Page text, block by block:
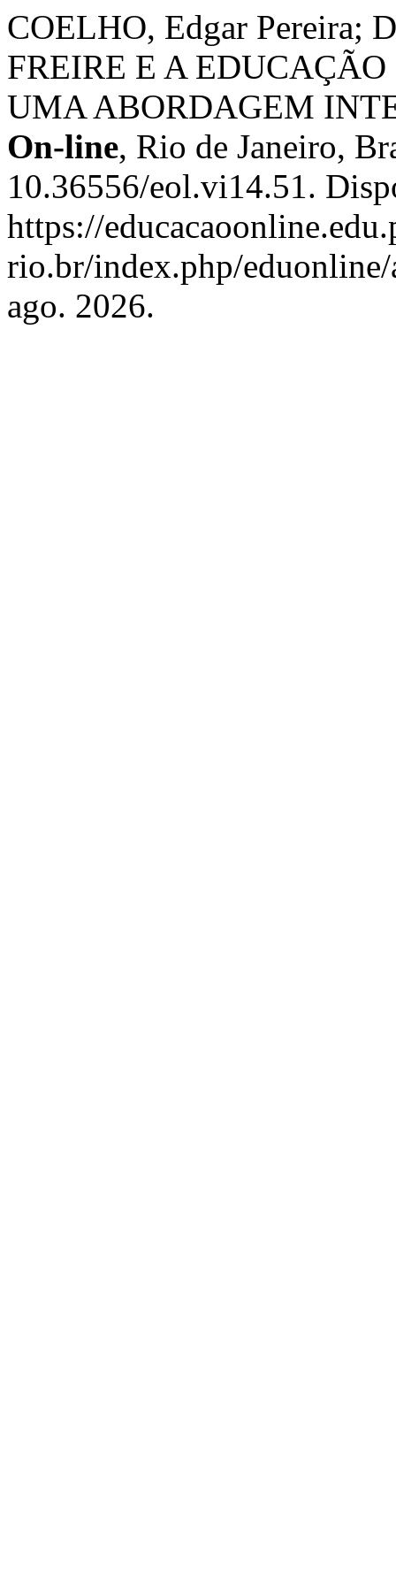
COELHO, Edgar Pereira;
FREIRE E A
UMA ABORDAGEM
On-line, Rio de Janeiro,
10.36556/eol.vi14.51.
https://
rio.br/index.php/
ago. 2026.